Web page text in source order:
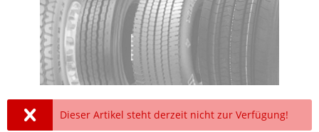
Dieser Artikel steht derzeit nicht zur Verfügung!